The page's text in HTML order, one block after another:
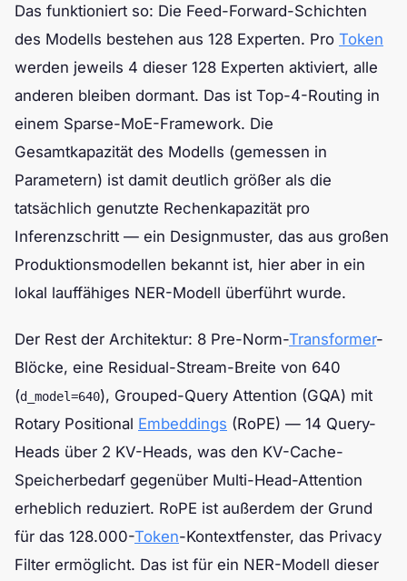
Das funktioniert so: Die Feed-Forward-Schichten
des Modells bestehen aus 128 Experten. Pro Token
werden jeweils 4 dieser 128 Experten aktiviert, alle
anderen bleiben dormant. Das ist Top-4-Routing in
einem Sparse-MoE-Framework. Die
Gesamtkapazität des Modells (gemessen in
Parametern) ist damit deutlich größer als die
tatsächlich genutzte Rechenkapazität pro
Inferenzschritt — ein Designmuster, das aus großen
Produktionsmodellen bekannt ist, hier aber in ein
lokal lauffähiges NER-Modell überführt wurde.
Der Rest der Architektur: 8 Pre-Norm-Transformer-
Blöcke, eine Residual-Stream-Breite von 640
(d_model=640), Grouped-Query Attention (GQA) mit
Rotary Positional Embeddings (RoPE) — 14 Query-
Heads über 2 KV-Heads, was den KV-Cache-
Speicherbedarf gegenüber Multi-Head-Attention
erheblich reduziert. RoPE ist außerdem der Grund
für das 128.000-Token-Kontextfenster, das Privacy
Filter ermöglicht. Das ist für ein NER-Modell dieser